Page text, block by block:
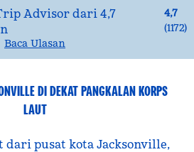
4,7
(1172)
Baca Ulasan
DI DEKAT PANGKALAN KORPS
LAUT
dari pusat kota Jacksonville,